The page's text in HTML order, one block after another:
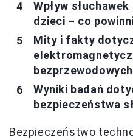
Wpływ
dzieci – co
Mity i fakty
bezprzewodowych
Wyniki badań
bezpieczeństwa
Bezpieczeństwo